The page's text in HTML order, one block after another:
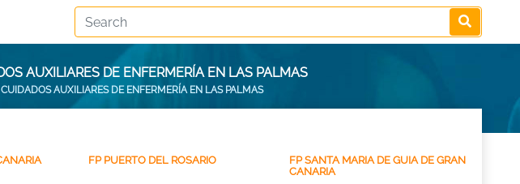
AUXILIARES DE ENFERMERÍA EN LAS PALMAS
CUIDADOS AUXILIARES DE ENFERMERÍA EN LAS PALMAS
FP PUERTO DEL ROSARIO
FP SANTA MARIA DE GUIA DE GRAN
CANARIA